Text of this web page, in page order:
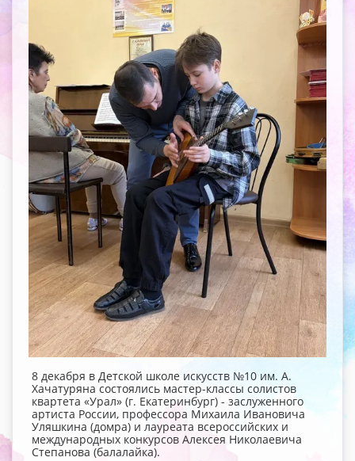
8 декабря в Детской школе искусств №10 им. А.
Хачатуряна состоялись мастер-классы солистов
квартета «Урал» (г. Екатеринбург) - заслуженного
артиста России, профессора Михаила Ивановича
Уляшкина (домра) и лауреата всероссийских и
международных конкурсов Алексея Николаевича
Степанова (балалайка).